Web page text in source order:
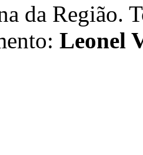
da Região.
Leonel